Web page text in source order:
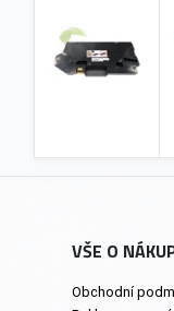
VŠE O
Obchodní